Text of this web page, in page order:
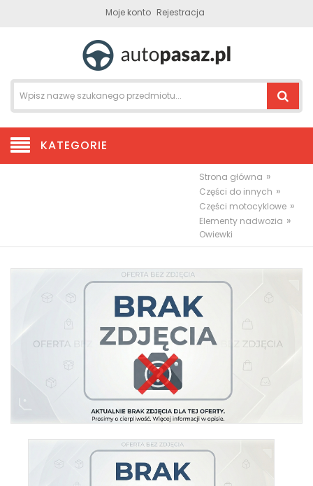
Moje konto Rejestracja
KATEGORIE
Strona główna »
Części do innych »
Części motocyklowe »
Elementy nadwozia »
Owiewki